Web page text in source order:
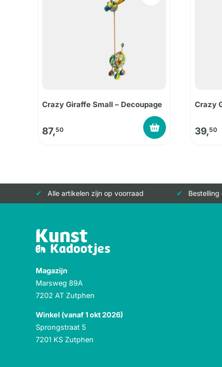
Crazy Giraffe Small – Decoupage
87,50
Crazy
39,50
Alle artikelen zijn op voorraad
Magazijn
Marsweg 89A
7202 AT Zutphen
Winkel (vanaf 1 okt 2026)
Sprongstraat 5
7201 KS Zutphen